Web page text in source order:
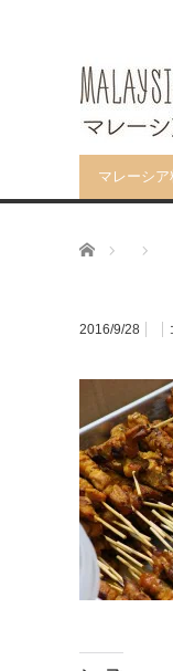
マレーシ
ホーム
2016/9/28